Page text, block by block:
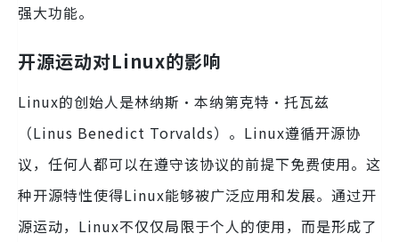
强大功能。
开源运动对Linux的影响
Linux的创始人是林纳斯·本纳第克特·托瓦兹
（Linus Benedict Torvalds）。Linux遵循开源协
议，任何人都可以在遵守该协议的前提下免费使用。这
种开源特性使得Linux能够被广泛应用和发展。通过开
源运动，Linux不仅仅局限于个人的使用，而是形成了